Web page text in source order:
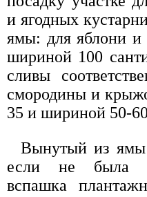
и ягодных
ямы: для яблони
шириной 100
сливы
смородины и
35 и шириной 50-
Вынутый из
если не была
вспашка